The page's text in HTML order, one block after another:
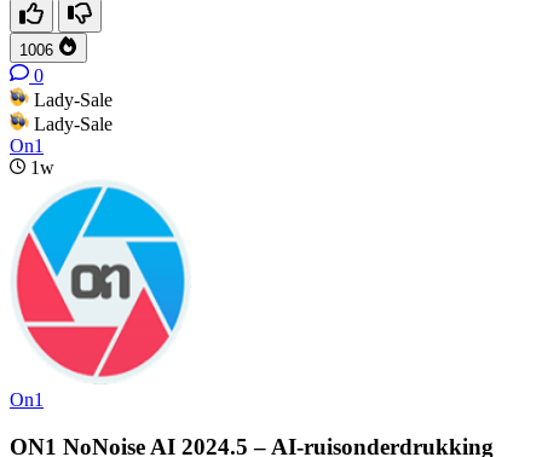
1006
0
Lady-Sale
Lady-Sale
On1
1w
On1
ON1 NoNoise AI 2024.5 – AI-ruisonderdrukking